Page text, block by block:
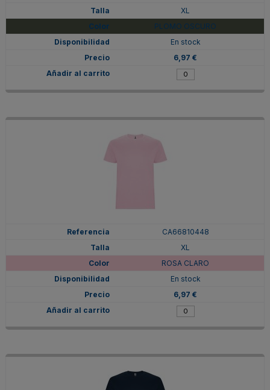
XL
PLOMO OSCURO
En stock
6,97 €
CA66810448
XL
ROSA CLARO
En stock
6,97 €